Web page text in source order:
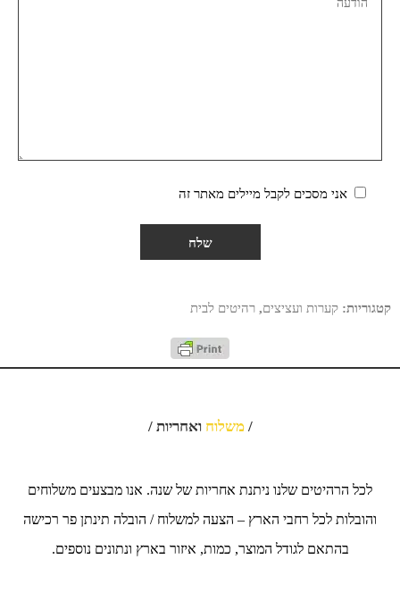
אני מסכים לקבל מיילים מאתר זה
קטגוריות: קערות ועציצים, רהיטים לבית
/משלוח ואחריות /
לכל הרהיטים שלנו ניתנת אחריות של שנה. אנו מבצעים משלוחים
והובלות לכל רחבי הארץ – הצעה למשלוח / הובלה תינתן פר רכישה
בהתאם לגודל המוצר, כמות, איזור בארץ ונתונים נוספים.